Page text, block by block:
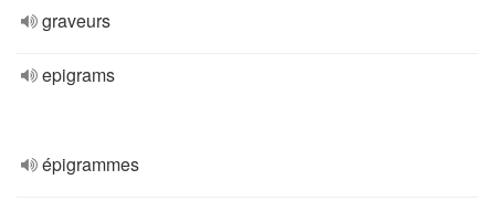
graveurs
epigrams
épigrammes